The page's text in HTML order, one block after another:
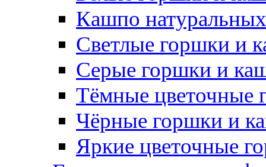
Кашпо
Светлые горшки и
Серые горшки и
Тёмные цветочные
Чёрные горшки и
Яркие цветочные